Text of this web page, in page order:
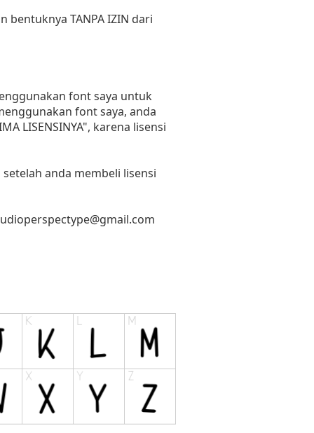
TANPA IZIN dari
font saya untuk
font saya, anda
LISENSINYA", karena lisensi
anda membeli lisensi